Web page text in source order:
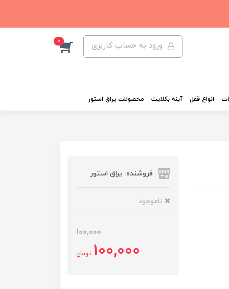
ورود به حساب کاربری 0
انواع قفل آینه بکلایت محصولات یراق استور
فروشنده: یراق استور
ناموجود
100,000
100,000 تومان